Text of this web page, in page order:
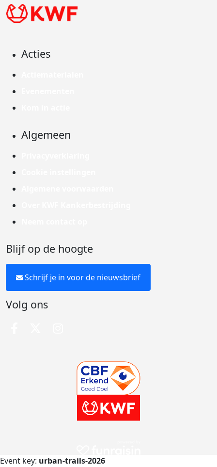
Acties
Algemeen
Blijf op de hoogte
Schrijf je in voor de nieuwsbrief
Volg ons
Event key: urban-trails-2026